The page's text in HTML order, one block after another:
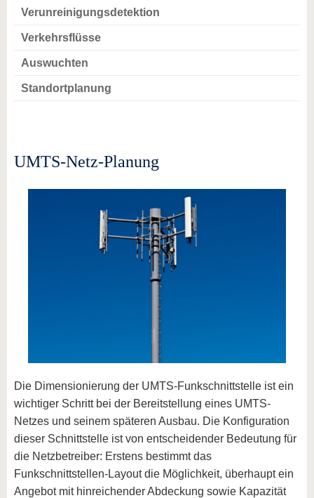
Verunreinigungsdetektion
Verkehrsflüsse
Auswuchten
Standortplanung
UMTS-Netz-Planung
Die Dimensionierung der UMTS-Funkschnittstelle ist ein
wichtiger Schritt bei der Bereitstellung eines UMTS-
Netzes und seinem späteren Ausbau. Die Konfiguration
dieser Schnittstelle ist von entscheidender Bedeutung für
die Netzbetreiber: Erstens bestimmt das
Funkschnittstellen-Layout die Möglichkeit, überhaupt ein
Angebot mit hinreichender Abdeckung sowie Kapazität